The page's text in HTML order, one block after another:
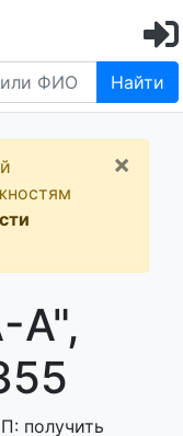
Найти
×
получить